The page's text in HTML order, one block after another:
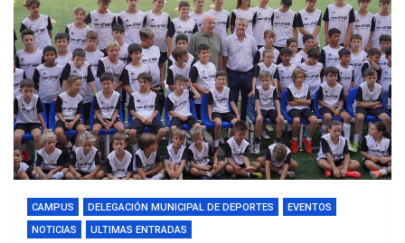
CAMPUS DELEGACIÓN MUNICIPAL DE DEPORTES
EVENTOS
NOTICIAS
ULTIMAS ENTRADAS